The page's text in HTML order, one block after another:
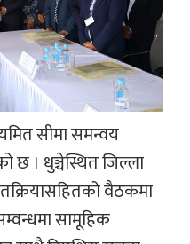
सीमा समन्वय
छ । धुञ्चेस्थित जिल्ला
वैठकमा
सामूहिक